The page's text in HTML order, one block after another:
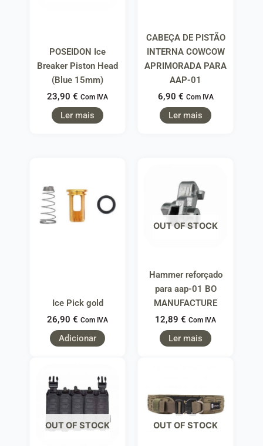
POSEIDON Ice
Breaker Piston Head
(Blue 15mm)
23,90 € Com IVA
Ler mais
CABEÇA DE PISTÃO
INTERNA COWCOW
APRIMORADA PARA
AAP-01
6,90 € Com IVA
Ler mais
Ice Pick gold
26,90 € Com IVA
Adicionar
OUT OF STOCK
Hammer reforçado
para aap-01 BO
MANUFACTURE
12,89 € Com IVA
Ler mais
OUT OF STOCK OUT OF STOCK